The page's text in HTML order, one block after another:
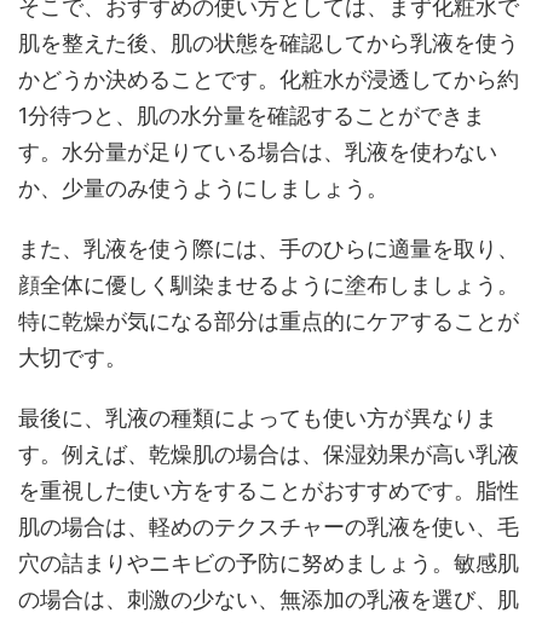
そこで、おすすめの使い方としては、まず化粧水で
肌を整えた後、肌の状態を確認してから乳液を使う
かどうか決めることです。化粧水が浸透してから約
1分待つと、肌の水分量を確認することができま
す。水分量が足りている場合は、乳液を使わない
か、少量のみ使うようにしましょう。
また、乳液を使う際には、手のひらに適量を取り、
顔全体に優しく馴染ませるように塗布しましょう。
特に乾燥が気になる部分は重点的にケアすることが
大切です。
最後に、乳液の種類によっても使い方が異なりま
す。例えば、乾燥肌の場合は、保湿効果が高い乳液
を重視した使い方をすることがおすすめです。脂性
肌の場合は、軽めのテクスチャーの乳液を使い、毛
穴の詰まりやニキビの予防に努めましょう。敏感肌
の場合は、刺激の少ない、無添加の乳液を選び、肌